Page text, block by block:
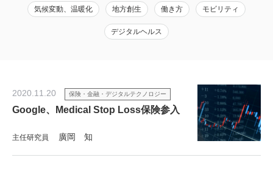
気候変動、温暖化 地方創生 働き方 モビリティ
デジタルヘルス
2020.11.20 保険・金融・デジタルテクノロジー
Google、Medical Stop Loss保険参入
主任研究員 廣岡 知